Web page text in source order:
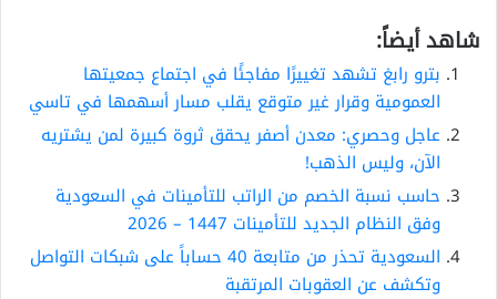
شاهد أيضاً:
بترو رابغ تشهد تغييرًا مفاجئًا في اجتماع جمعيتها
العمومية وقرار غير متوقع يقلب مسار أسهمها في تاسي
عاجل وحصري: معدن أصفر يحقق ثروة كبيرة لمن يشتريه
الآن، وليس الذهب!
حاسب نسبة الخصم من الراتب للتأمينات في السعودية
وفق النظام الجديد للتأمينات 1447 – 2026
السعودية تحذر من متابعة 40 حساباً على شبكات التواصل
وتكشف عن العقوبات المرتقبة